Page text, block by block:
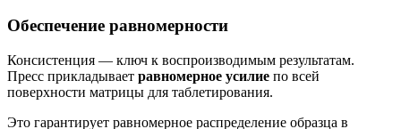
Обеспечение равномерности
Консистенция — ключ к воспроизводимым результатам.
Пресс прикладывает равномерное усилие по всей
поверхности матрицы для таблетирования.
Это гарантирует равномерное распределение образца в